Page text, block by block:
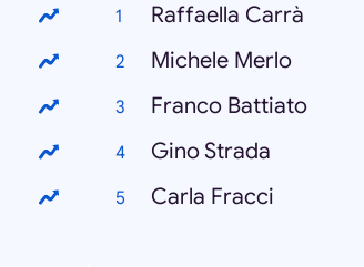
Raffaella Carrà
Michele Merlo
Franco Battiato
Gino Strada
Carla Fracci